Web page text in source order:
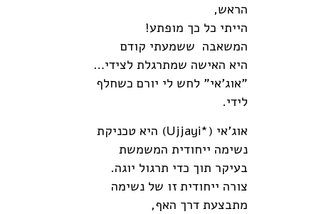
הראש,
הייתי כל כך מופתע!
המשאבה ששמעתי קודם
היא האישה שמתרגלת לצידי…
"אוג'אי" לחש לי יורם כשחלף
לידי.
אוג'אי (*Ujjayi) היא טכניקת
נשימה ייחודית המשמשת
בעיקר תוך כדי תרגול יוגה.
צורה ייחודית זו של נשימה
מתבצעת דרך האף,